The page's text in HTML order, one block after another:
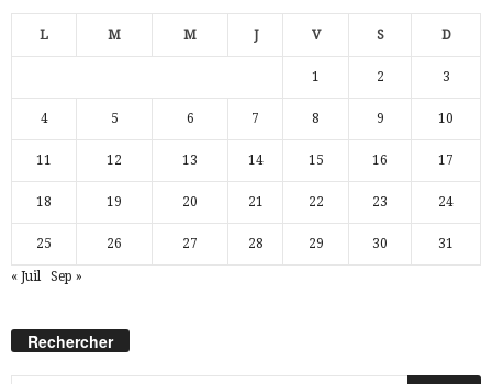
L M M J V S D
1 2 3
4 5 6 7 8 9 10
11 12 13 14 15 16 17
18 19 20 21 22 23 24
25 26 27 28 29 30 31
« Juil Sep »
Rechercher